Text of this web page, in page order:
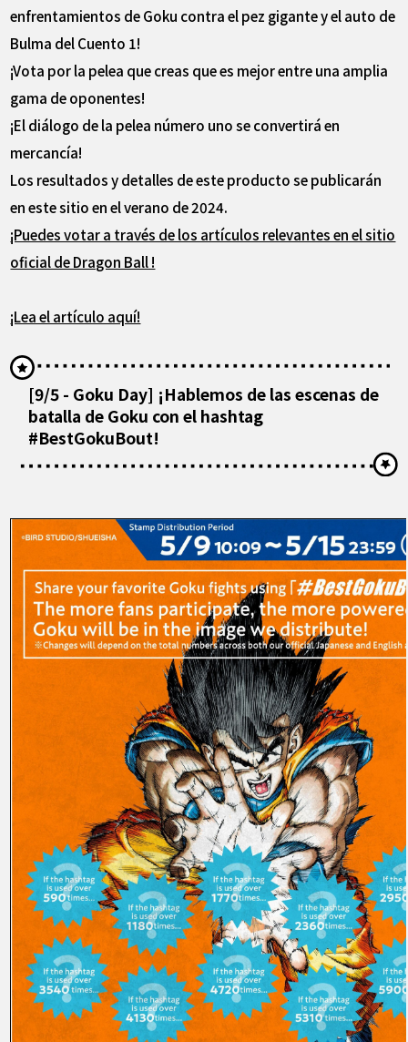
enfrentamientos de Goku contra el pez gigante y el auto de
Bulma del Cuento 1!
¡Vota por la pelea que creas que es mejor entre una amplia
gama de oponentes!
¡El diálogo de la pelea número uno se convertirá en
mercancía!
Los resultados y detalles de este producto se publicarán
en este sitio en el verano de 2024.
¡Puedes votar a través de los artículos relevantes en el sitio
oficial de Dragon Ball !
¡Lea el artículo aquí!
[9/5 - Goku Day] ¡Hablemos de las escenas de
batalla de Goku con el hashtag
#BestGokuBout!